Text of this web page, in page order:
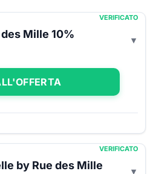
VERIFICATO
Mille 10%
VERIFICATO
by Rue des Mille